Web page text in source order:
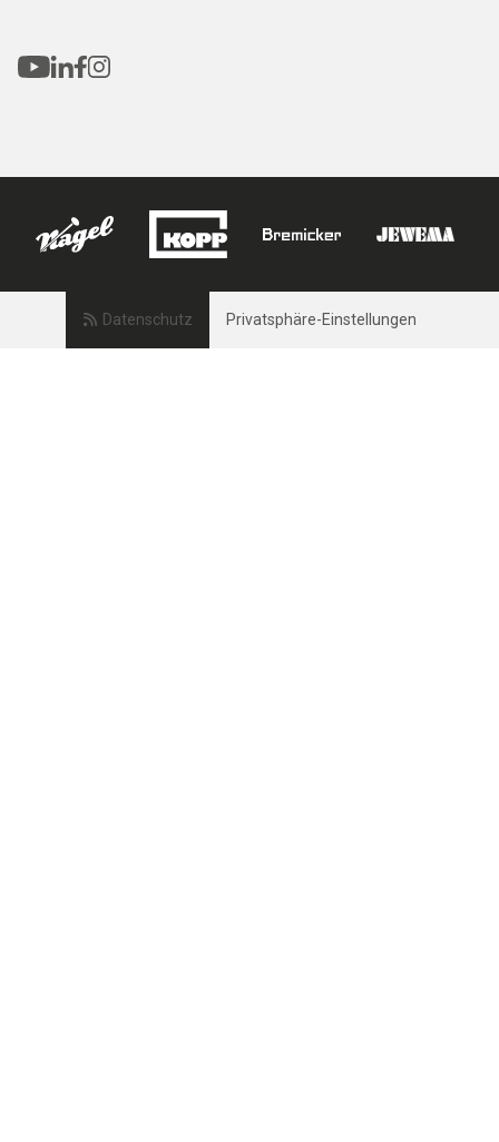
Datenschutz Privatsphäre-Einstellungen